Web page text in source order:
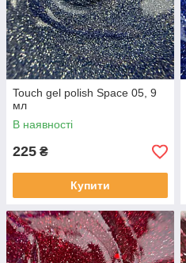
Touch gel polish Space 05, 9
мл
В наявності
225 ₴
Купити